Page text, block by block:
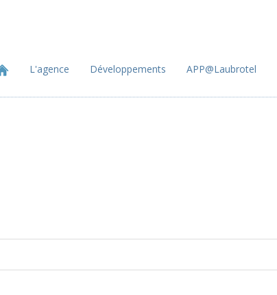
L'agence Développements APP@Laubrotel